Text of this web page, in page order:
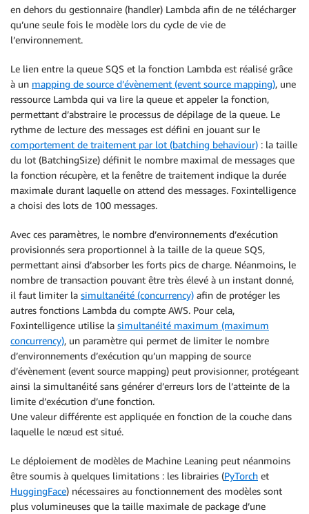
en dehors du gestionnaire (handler) Lambda afin de ne télécharger
qu’une seule fois le modèle lors du cycle de vie de
l’environnement.
Le lien entre la queue SQS et la fonction Lambda est réalisé grâce
à un mapping de source d’évènement (event source mapping), une
ressource Lambda qui va lire la queue et appeler la fonction,
permettant d’abstraire le processus de dépilage de la queue. Le
rythme de lecture des messages est défini en jouant sur le
comportement de traitement par lot (batching behaviour) : la taille
du lot (BatchingSize) définit le nombre maximal de messages que
la fonction récupère, et la fenêtre de traitement indique la durée
maximale durant laquelle on attend des messages. Foxintelligence
a choisi des lots de 100 messages.
Avec ces paramètres, le nombre d’environnements d’exécution
provisionnés sera proportionnel à la taille de la queue SQS,
permettant ainsi d’absorber les forts pics de charge. Néanmoins, le
nombre de transaction pouvant être très élevé à un instant donné,
il faut limiter la simultanéité (concurrency) afin de protéger les
autres fonctions Lambda du compte AWS. Pour cela,
Foxintelligence utilise la simultanéité maximum (maximum
concurrency), un paramètre qui permet de limiter le nombre
d’environnements d’exécution qu’un mapping de source
d’évènement (event source mapping) peut provisionner, protégeant
ainsi la simultanéité sans générer d’erreurs lors de l’atteinte de la
limite d’exécution d’une fonction.
Une valeur différente est appliquée en fonction de la couche dans
laquelle le nœud est situé.
Le déploiement de modèles de Machine Leaning peut néanmoins
être soumis à quelques limitations : les librairies (PyTorch et
HuggingFace) nécessaires au fonctionnement des modèles sont
plus volumineuses que la taille maximale de package d’une